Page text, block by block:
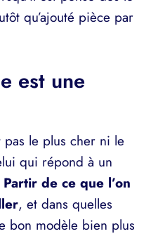
qu’ajouté pièce par
est une
pas le plus cher ni le
qui répond à un
Partir de ce que l’on
, et dans quelles
bon modèle bien plus